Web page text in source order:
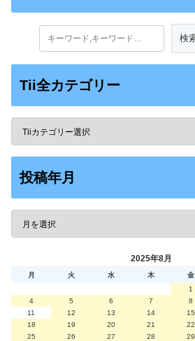
Tii全カテゴリー
投稿年月
2025年8月
月 火 水 木 金
1
4
5 6 7 8
11
12 13 14 15
18
19 20 21 22
25
26 27 28 29